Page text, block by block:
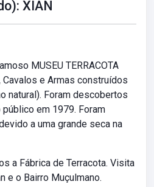
XIAN
MUSEU TERRACOTA
e Armas construídos
natural). Foram descobertos
em 1979. Foram
a uma grande seca na
a Fábrica de Terracota. Visita
e o Bairro Muçulmano.